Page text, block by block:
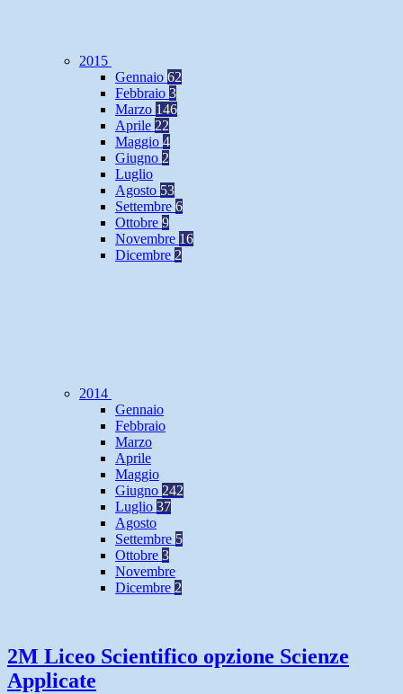
2015
Gennaio 62
Febbraio 3
Marzo 146
Aprile 22
Maggio 4
Giugno 2
Luglio
Agosto 53
Settembre 6
Ottobre 9
Novembre 16
Dicembre 2
2014
Gennaio
Febbraio
Marzo
Aprile
Maggio
Giugno 242
Luglio 37
Agosto
Settembre 5
Ottobre 3
Novembre
Dicembre 2
2M Liceo Scientifico opzione Scienze
Applicate